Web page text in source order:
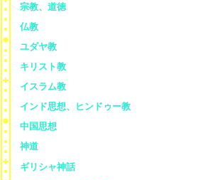
宗教、道徳
仏教
ユダヤ教
キリスト教
イスラム教
インド思想、ヒンドゥー教
中国思想
神道
ギリシャ神話